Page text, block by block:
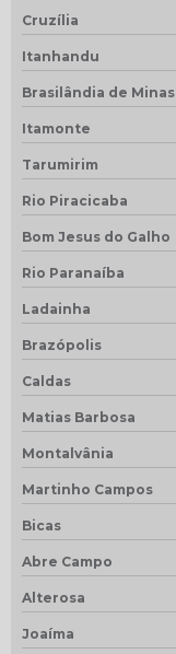
Cruzília
Itanhandu
Brasilândia de Minas
Itamonte
Tarumirim
Rio Piracicaba
Bom Jesus do Galho
Rio Paranaíba
Ladainha
Brazópolis
Caldas
Matias Barbosa
Montalvânia
Martinho Campos
Bicas
Abre Campo
Alterosa
Joaíma